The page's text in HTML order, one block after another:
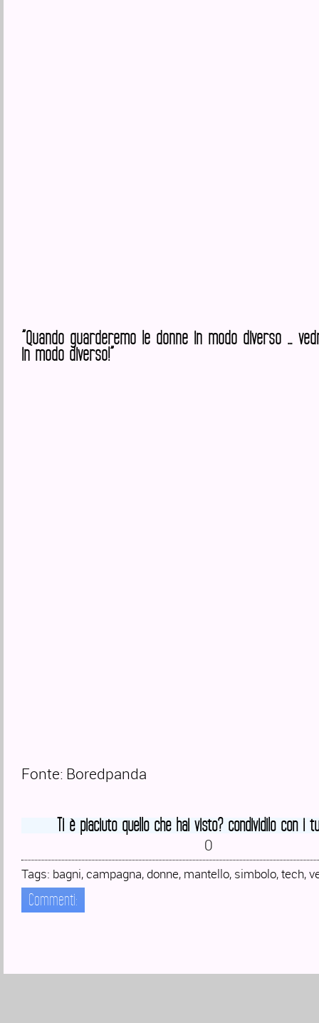
”Quando guarderemo le donne in modo diverso …
in modo diverso!”
Fonte: Boredpanda
Ti è piaciuto quello che hai visto? condividilo con i
0
Tags: bagni,campagna, donne, mantello, simbolo,tech,
Commenti: